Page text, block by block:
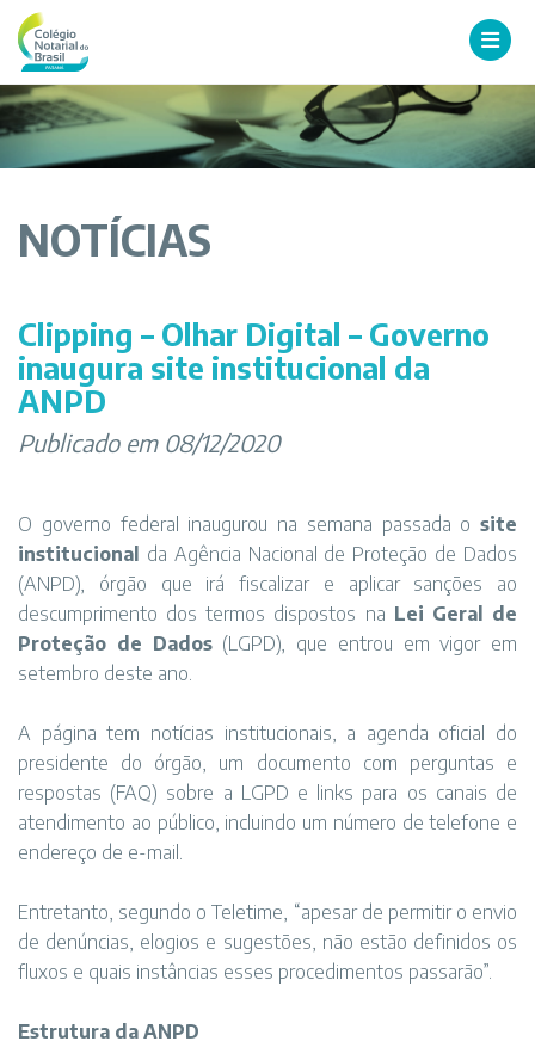
NOTÍCIAS
Clipping – Olhar Digital – Governo
inaugura site institucional da
ANPD
Publicado em 08/12/2020
O governo federal inaugurou na semana passada o site
institucional da Agência Nacional de Proteção de Dados
(ANPD), órgão que irá fiscalizar e aplicar sanções ao
descumprimento dos termos dispostos na Lei Geral de
Proteção de Dados(LGPD), que entrou em vigor em
setembro deste ano.
A página tem notícias institucionais, a agenda oficial do
presidente do órgão, um documento com perguntas e
respostas (FAQ) sobre a LGPD e links para os canais de
atendimento ao público, incluindo um número de telefone e
endereço de e-mail.
Entretanto, segundo o Teletime, “apesar de permitir o envio
de denúncias, elogios e sugestões, não estão definidos os
fluxos e quais instâncias esses procedimentos passarão”.
Estrutura da ANPD